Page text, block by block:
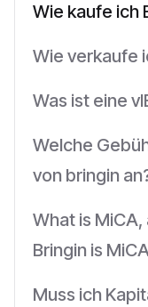
Wie kaufe ich
Wie verkaufe
Was ist eine
Welche
von bringin
What is
Bringin is
Muss ich